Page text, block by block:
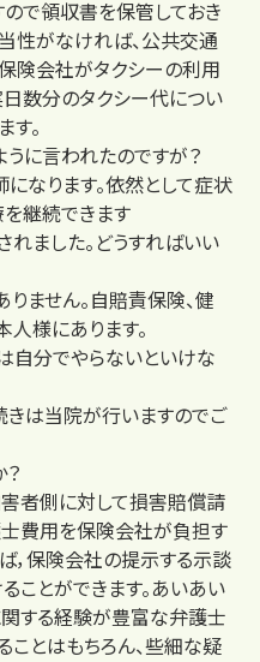
で領収書を保管しておき
当性がなければ、公共交通
険会社がタクシーの利用
数分のタクシー代につい
。
に言われたのですが？
なります。依然として症状
を継続できます
ました。どうすればいい
ません。自賠責保険、健
様にあります。
自分でやらないといけな
は当院が行いますのでご
者側に対して損害賠償請
費用を保険会社が負担す
，保険会社の提示する示談
ことができます。あいあい
する経験が豊富な弁護士
ことはもちろん、些細な疑